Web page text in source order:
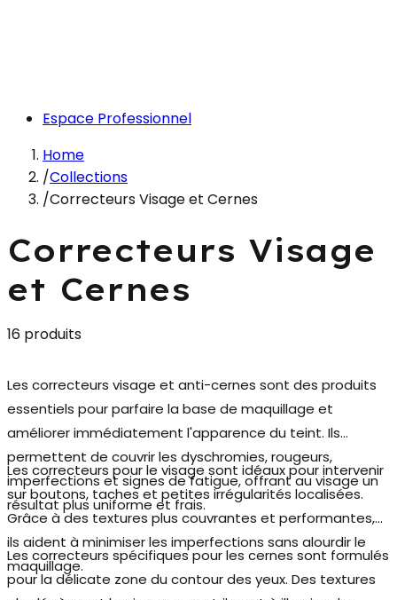
Espace Professionnel
Home
/Collections
/Correcteurs Visage et Cernes
Correcteurs Visage
et Cernes
16 produits
Les correcteurs visage et anti-cernes sont des produits
essentiels pour parfaire la base de maquillage et
améliorer immédiatement l'apparence du teint. Ils
permettent de couvrir les dyschromies, rougeurs,
imperfections et signes de fatigue, offrant au visage un
résultat plus uniforme et frais.
Les correcteurs pour le visage sont idéaux pour intervenir
sur boutons, taches et petites irrégularités localisées.
Grâce à des textures plus couvrantes et performantes,
ils aident à minimiser les imperfections sans alourdir le
maquillage.
Les correcteurs spécifiques pour les cernes sont formulés
pour la délicate zone du contour des yeux. Des textures